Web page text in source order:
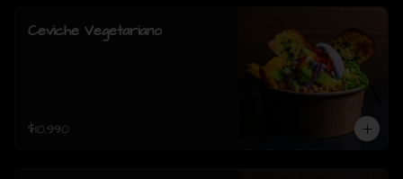
Ceviche Vegetariano
$10.990